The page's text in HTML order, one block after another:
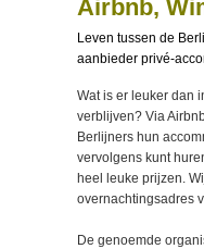
Airbnb,
Leven tussen de
aanbieder privé-
Wat is er leuker dan
verblijven? Via
Berlijners hun
vervolgens kunt
heel leuke prijzen.
overnachtingsadres
De genoemde